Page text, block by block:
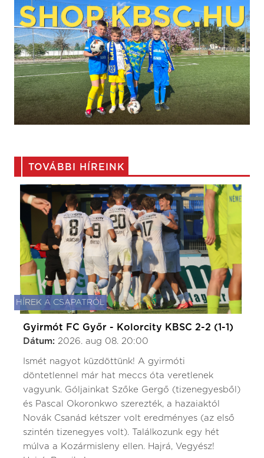
TOVÁBBI HÍREINK
HÍREK A CSAPATRÓL
Gyirmót FC Győr - Kolorcity KBSC 2-2 (1-1)
Dátum: 2026. aug 08. 20:00
Ismét nagyot küzdöttünk! A gyirmóti
döntetlennel már hat meccs óta veretlenek
vagyunk. Góljainkat Szőke Gergő (tizenegyesből)
és Pascal Okoronkwo szerezték, a hazaiaktól
Novák Csanád kétszer volt eredményes (az első
szintén tizenegyes volt). Találkozunk egy hét
múlva a Kozármisleny ellen. Hajrá, Vegyész!